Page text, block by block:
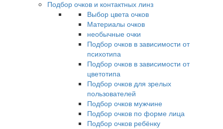
Подбор очков и контактных линз
Выбор цвета очков
Материалы очков
необычные очки
Подбор очков в зависимости от
психотипа
Подбор очков в зависимости от
цветотипа
Подбор очков для зрелых
пользователей
Подбор очков мужчине
Подбор очков по форме лица
Подбор очков ребёнку